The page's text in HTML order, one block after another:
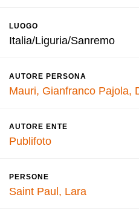
LUOGO
Italia/Liguria/Sanremo
AUTORE PERSONA
Mauri, Gianfranco Pajola,
AUTORE ENTE
Publifoto
PERSONE
Saint Paul, Lara